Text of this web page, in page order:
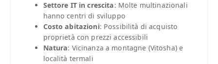
Settore IT in crescita: Molte multinazionali
hanno centri di sviluppo
Costo abitazioni: Possibilità di acquisto
proprietà con prezzi accessibili
Natura: Vicinanza a montagne (Vitosha) e
località termali